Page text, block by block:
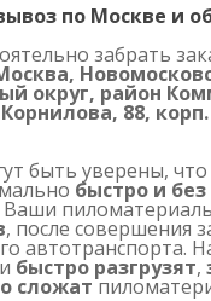
по Москве и
забрать
округ, район
88, корп.
быть уверены, что
быстро и
Ваши
, после совершения
автотранспорта.
быстро разгрузят,
сложат